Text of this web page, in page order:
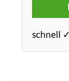
schnell